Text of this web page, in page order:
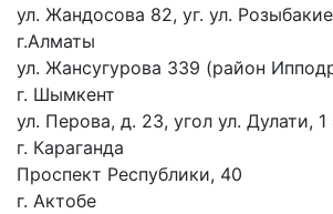
ул. Жандосова 82, уг. ул.
г.Алматы
ул. Жансугурова 339 (район
г. Шымкент
ул. Перова, д. 23, угол ул. Дулати,
г. Караганда
Проспект Республики, 40
г. Актобе